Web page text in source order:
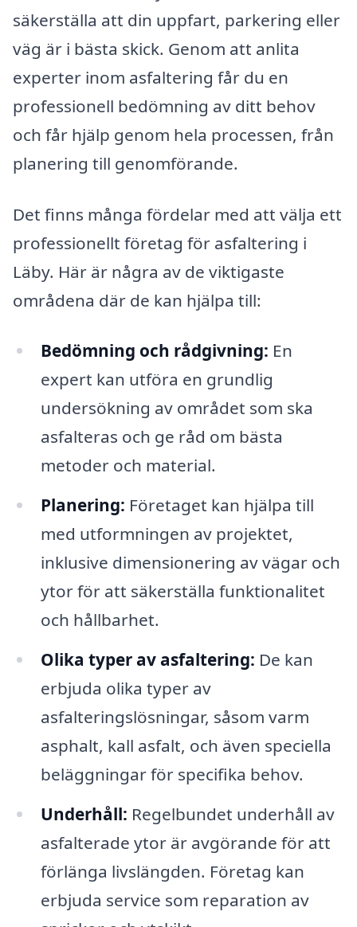
säkerställa att din uppfart, parkering eller
väg är i bästa skick. Genom att anlita
experter inom asfaltering får du en
professionell bedömning av ditt behov
och får hjälp genom hela processen, från
planering till genomförande.
Det finns många fördelar med att välja ett
professionellt företag för asfaltering i
Läby. Här är några av de viktigaste
områdena där de kan hjälpa till:
Bedömning och rådgivning: En
expert kan utföra en grundlig
undersökning av området som ska
asfalteras och ge råd om bästa
metoder och material.
Planering: Företaget kan hjälpa till
med utformningen av projektet,
inklusive dimensionering av vägar och
ytor för att säkerställa funktionalitet
och hållbarhet.
Olika typer av asfaltering: De kan
erbjuda olika typer av
asfalteringslösningar, såsom varm
asphalt, kall asfalt, och även speciella
beläggningar för specifika behov.
Underhåll: Regelbundet underhåll av
asfalterade ytor är avgörande för att
förlänga livslängden. Företag kan
erbjuda service som reparation av